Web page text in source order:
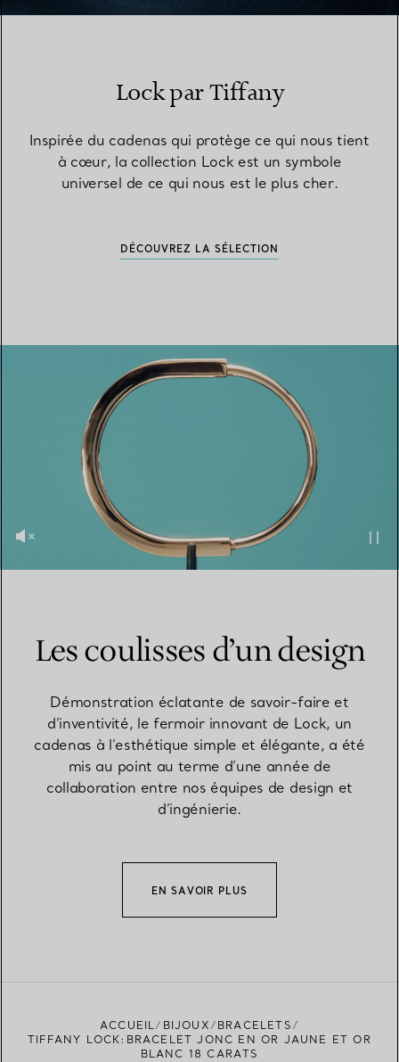
Lock par Tiffany
Inspirée du cadenas qui protège ce qui nous tient
à cœur, la collection Lock est un symbole
universel de ce qui nous est le plus cher.
DÉCOUVREZ LA SÉLECTION
Les coulisses d’un design
Démonstration éclatante de savoir-faire et
d’inventivité, le fermoir innovant de Lock, un
cadenas à l’esthétique simple et élégante, a été
mis au point au terme d’une année de
collaboration entre nos équipes de design et
d’ingénierie.
EN SAVOIR PLUS
ACCUEIL BIJOUX
BRACELETS
TIFFANY LOCK:BRACELET JONC EN OR JAUNE ET OR
BLANC 18 CARATS